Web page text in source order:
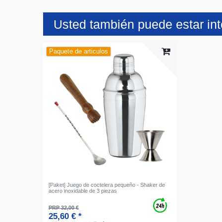
Usted también puede estar
Paquete de articulos
[Paket] Juego de coctelera pequeño - Shaker de
acero inoxidable de 3 piezas
PRP 32,00 €
25,60 € *